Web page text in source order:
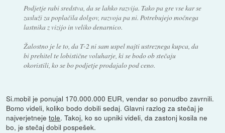
Podjetje rabi sredstva, da se lahko razvija. Tako pa gre vse kar se
zasluži za poplačila dolgov, razvoja pa ni. Potrebujejo močnega
lastnika z vizijo in veliko denarnico.
Žalostno je le to, da T-2 ni sam uspel najti ustreznega kupca, da
bi prehitel te lobistične voluharje, ki se bodo ob stečaju
okoristili, ko se bo podjetje prodajalo pod ceno.
Si.mobil je ponujal 170.000.000 EUR, vendar so ponudbo zavrnili.
Bomo videli, koliko bodo dobili sedaj. Glavni razlog za stečaj je
najverjetnejetole. Takoj, ko so upniki videli, da zastonj kosila ne
bo, je stečaj dobil pospešek.